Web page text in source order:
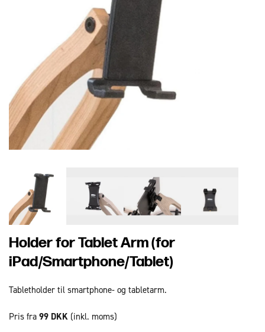
Holder for Tablet Arm (for
iPad/Smartphone/Tablet)
Tabletholder til smartphone- og tabletarm.
Pris fra 99 DKK (inkl. moms)